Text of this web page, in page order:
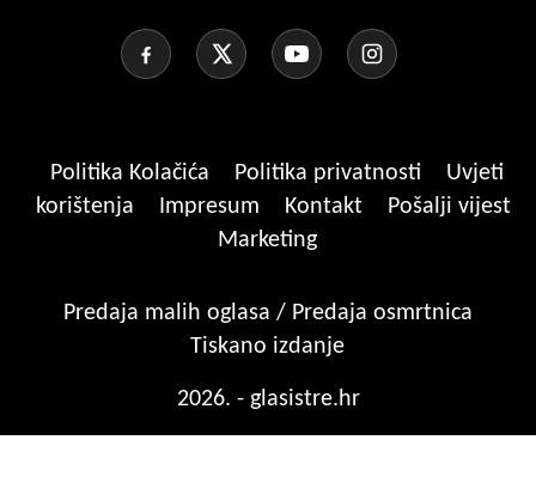
Politika Kolačića Politika privatnosti
Uvjeti
korištenja
Impresum Kontakt
Pošalji vijest
Marketing
Predaja malih oglasa / Predaja osmrtnica
Tiskano izdanje
2026. - glasistre.hr